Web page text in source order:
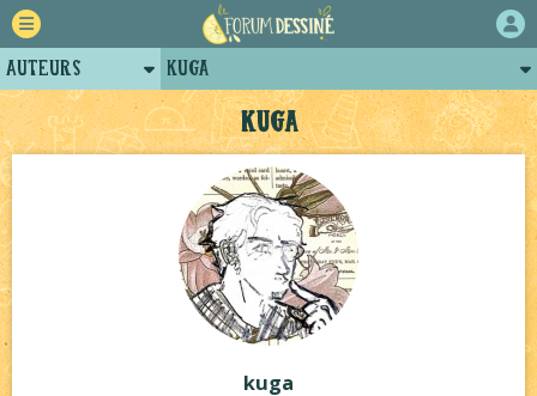
kuga
kuga
Auteurs
Retour
Forum
Projets
Tutoriels
kuga
Posts de kuga
Arènes de kuga
Projets collectifs de kuga